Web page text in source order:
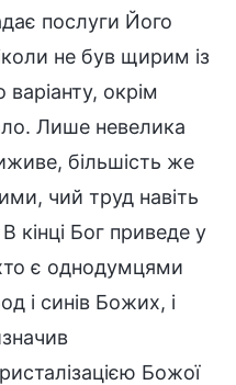
послуги Його
не був щирим із
окрім
Лише невелика
більшість же
чий труд навіть
кінці Бог приведе у
є однодумцями
і синів Божих, і
Божої